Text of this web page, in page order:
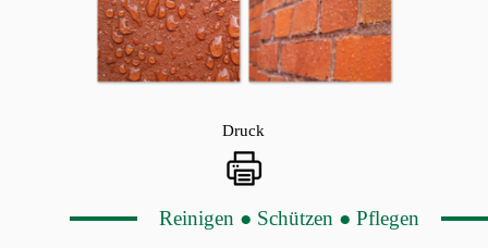
Druck
Reinigen ● Schützen ● Pflegen